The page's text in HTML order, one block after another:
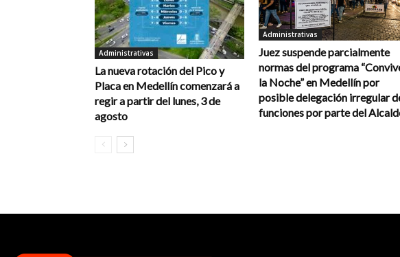
Administrativas
La nueva rotación del Pico y
Placa en Medellín comenzará a
regir a partir del lunes, 3 de
agosto
Administrativas
Juez suspende parcialmente
normas del programa
la Noche” en Medellín por
posible delegación irregular
funciones por parte del